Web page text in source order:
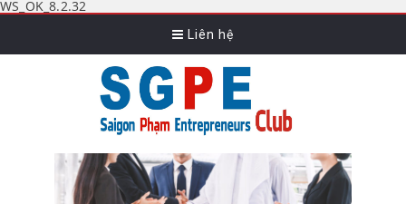
WS_OK_8.2.32
Liên hệ